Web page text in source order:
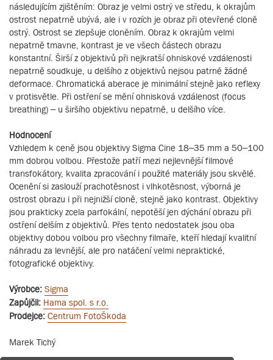
následujícím zjištěním: Obraz je velmi ostrý ve středu, k okrajům
ostrost nepatrně ubývá, ale i v rozích je obraz při otevřené cloně
ostrý. Ostrost se zlepšuje cloněním. Obraz k okrajům velmi
nepatrně tmavne, kontrast je ve všech částech obrazu
konstantní. Širší z objektivů při nejkratší ohniskové vzdálenosti
nepatrně soudkuje, u delšího z objektivů nejsou patrné žádné
deformace. Chromatická aberace je minimální stejně jako reflexy
v protisvětle. Při ostření se mění ohnisková vzdálenost (focus
breathing) – u širšího objektivu nepatrně, u delšího více.
Hodnocení
Vzhledem k ceně jsou objektivy Sigma Cine 18–35 mm a 50–100
mm dobrou volbou. Přestože patří mezi nejlevnější filmové
transfokátory, kvalita zpracování i použité materiály jsou skvělé.
Ocenění si zaslouží prachotěsnost i vlhkotěsnost, výborná je
ostrost obrazu i při nejnižší cloně, stejně jako kontrast. Objektivy
jsou prakticky zcela parfokální, nepotěší jen dýchání obrazu při
ostření delším z objektivů. Přes tento nedostatek jsou oba
objektivy dobou volbou pro všechny filmaře, kteří hledají kvalitní
náhradu za levnější, ale pro natáčení velmi nepraktické,
fotografické objektivy.
Výrobce: Sigma
Zapůjčil: Hama spol. s r.o.
Prodejce: Centrum FotoŠkoda
Marek Tichý